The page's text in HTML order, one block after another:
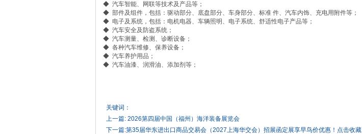
◆ 汽车智能、网联等技术及产品等；
◆ 部件及组件，包括：驱动部分、底盘部分、车身部分、标准 件、汽车内饰、充电用附件等；
◆ 电子及系统，包括：电机电器、车辆照明、电子系统、舒适性电子产品等；
◆ 汽车安全及防盗系统；
◆ 汽车测量、检测、诊断设备；
◆ 各种汽车维修、保养设备；
◆ 汽车养护用品；
◆ 汽车油漆、润滑油、添加剂等；
关键词：
上一篇: 2026第四届中国（福州）海洋装备展览会
下一篇:第35届华东进出口商品交易会（2027上海华交会）招展函定展享早鸟价优惠！点击收藏